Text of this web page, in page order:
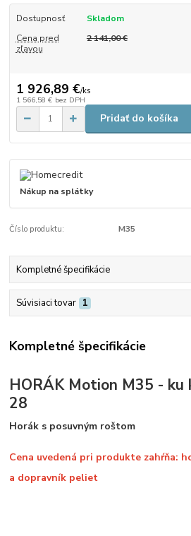
Dostupnosť
Skladom
Cena pred
zľavou
2 141,00 €
1 926,89 €/ks
1 566,58 € bez DPH
Pridať do košíka
Nákup na splátky
Číslo produktu: M35
Kompletné špecifikácie
Súvisiaci tovar 1
Kompletné špecifikácie
HORÁK Motion M35 - ku
28
Horák s posuvným roštom
Cena uvedená pri produkte zahŕňa:
a dopravník peliet